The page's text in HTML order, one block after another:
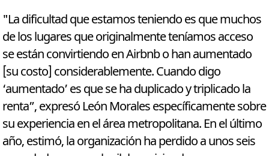
"La dificultad que estamos teniendo es que muchos
de los lugares que originalmente teníamos acceso
se están convirtiendo en Airbnb o han aumentado
[su costo] considerablemente. Cuando digo
‘aumentado’ es que se ha duplicado y triplicado la
renta”, expresó León Morales específicamente sobre
su experiencia en el área metropolitana. En el último
año, estimó, la organización ha perdido a unos seis